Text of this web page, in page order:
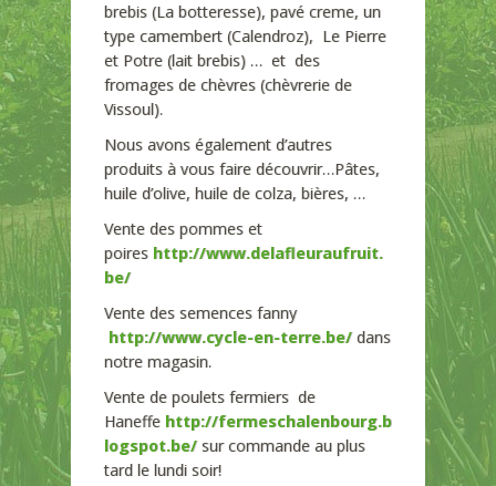
brebis (La botteresse), pavé creme, un
type camembert (Calendroz), Le Pierre
et Potre (lait brebis) … et des
fromages de chèvres (chèvrerie de
Vissoul).
Nous avons également d’autres
produits à vous faire découvrir…Pâtes,
huile d’olive, huile de colza, bières, …
Vente des pommes et
poires http://www.delafleuraufruit.
be/
Vente des semences fanny
http://www.cycle-en-terre.be/ dans
notre magasin.
Vente de poulets fermiers de
Haneffe http://fermeschalenbourg.b
logspot.be/ sur commande au plus
tard le lundi soir!